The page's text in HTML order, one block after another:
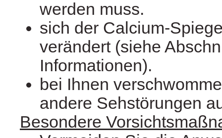
werden muss.
sich der Calcium-
verändert (siehe
Informationen).
bei Ihnen
andere Sehstörungen
Besondere